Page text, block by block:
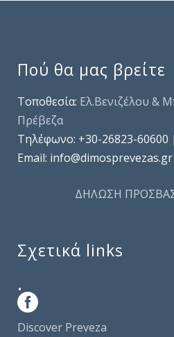
Πού θα μας βρείτε
Τοποθεσία: Ελ.Βενιζέλου &
Πρέβεζα
Τηλέφωνo: +30-26823-60600
Email: info@dimosprevezas.gr
ΔΗΛΩΣΗ
Σχετικά links
.
Discover Preveza